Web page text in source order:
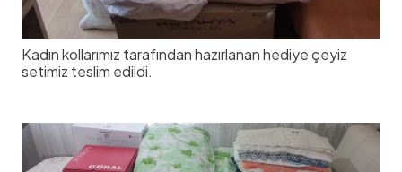
Kadın kollarımız tarafından hazırlanan hediye çeyiz
setimiz teslim edildi.